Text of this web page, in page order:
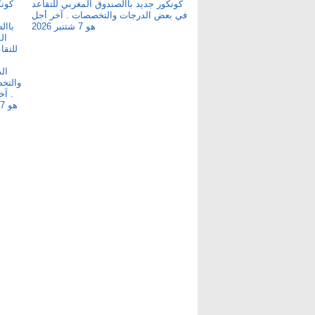
كونكور جديد باالصندوق المغربي للتقاعد
في بعض الدرجات والتخصصات . آخر أجل
هو 7 شتنبر 2026